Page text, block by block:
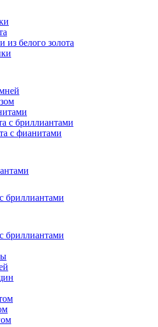
из белого золота
с бриллиантами
с фианитами
бриллиантами
бриллиантами